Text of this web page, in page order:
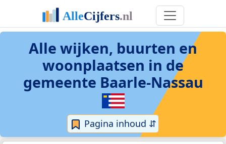
Alle wijken, buurten en
woonplaatsen in de
gemeente Baarle-Nassau
Pagina inhoud ⇵